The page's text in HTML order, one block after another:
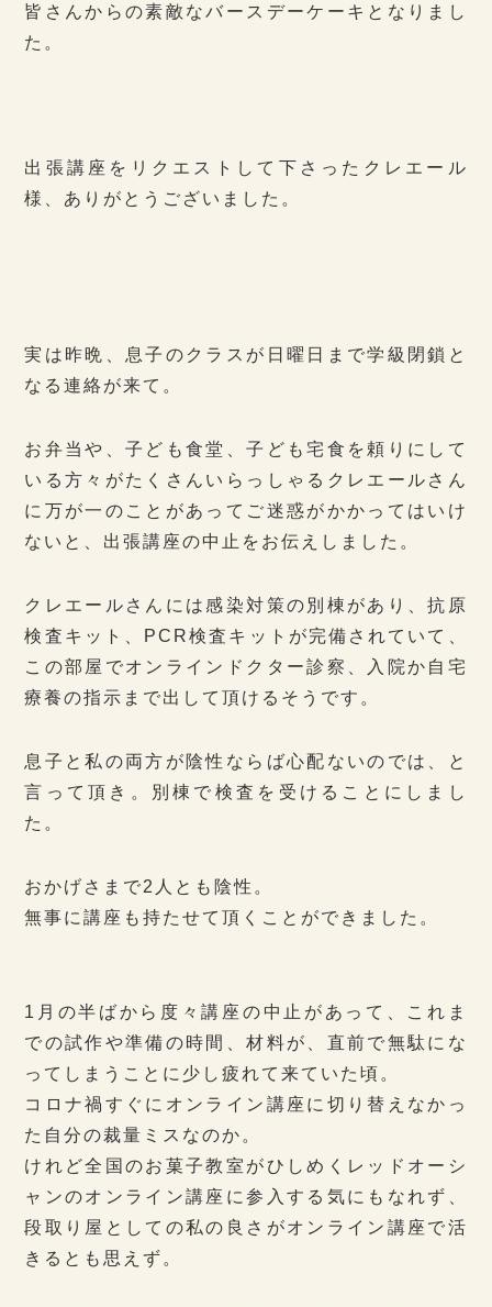
皆さんからの素敵なバースデーケーキとなりまし
た。
出張講座をリクエストして下さったクレエール
様、ありがとうございました。
実は昨晩、息子のクラスが日曜日まで学級閉鎖と
なる連絡が来て。
お弁当や、子ども食堂、子ども宅食を頼りにして
いる方々がたくさんいらっしゃるクレエールさん
に万が一のことがあってご迷惑がかかってはいけ
ないと、出張講座の中止をお伝えしました。
クレエールさんには感染対策の別棟があり、抗原
検査キット、PCR検査キットが完備されていて、
この部屋でオンラインドクター診察、入院か自宅
療養の指示まで出して頂けるそうです。
息子と私の両方が陰性ならば心配ないのでは、と
言って頂き。別棟で検査を受けることにしまし
た。
おかげさまで2人とも陰性。
無事に講座も持たせて頂くことができました。
1月の半ばから度々講座の中止があって、これま
での試作や準備の時間、材料が、直前で無駄にな
ってしまうことに少し疲れて来ていた頃。
コロナ禍すぐにオンライン講座に切り替えなかっ
た自分の裁量ミスなのか。
けれど全国のお菓子教室がひしめくレッドオーシ
ャンのオンライン講座に参入する気にもなれず、
段取り屋としての私の良さがオンライン講座で活
きるとも思えず。